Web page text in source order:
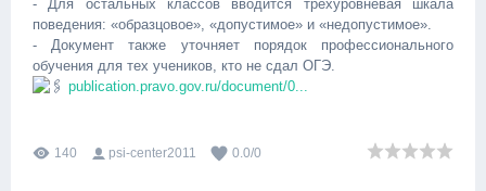
- Для остальных классов вводится трёхуровневая шкала
поведения: «образцовое», «допустимое» и «недопустимое».
- Документ также уточняет порядок профессионального
обучения для тех учеников, кто не сдал ОГЭ.
publication.pravo.gov.ru/document/0...
140 psi-center2011 0.0/0